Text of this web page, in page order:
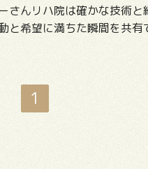
んリハ院は確かな技術
希望に満ちた瞬間を共
1